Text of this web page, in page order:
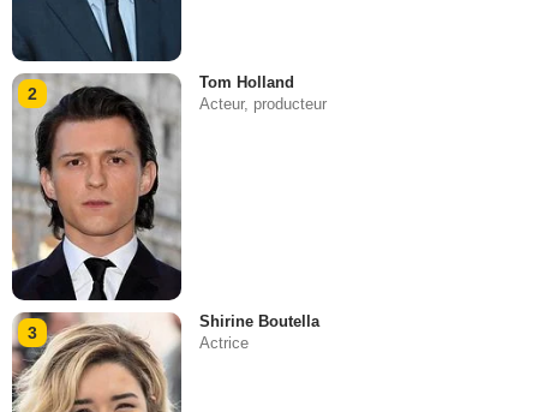
2
Tom Holland
Acteur, producteur
3
Shirine Boutella
Actrice